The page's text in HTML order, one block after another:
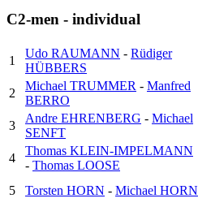
C2-men - individual
1
Udo RAUMANN - Rüdiger
HÜBBERS
2
Michael TRUMMER - Manfred
BERRO
3
Andre EHRENBERG - Michael
SENFT
4
Thomas KLEIN-IMPELMANN
- Thomas LOOSE
5
Torsten HORN - Michael HORN